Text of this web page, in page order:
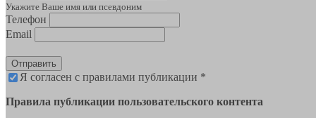
Укажите Ваше имя или псевдоним
Телефон
Email
Отправить
Я согласен с правилами публикации *
Правила публикации пользовательского контента